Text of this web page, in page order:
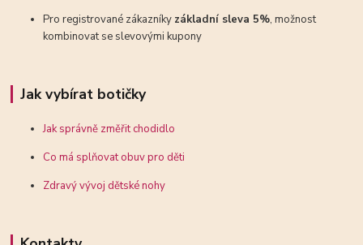
Pro registrované zákazníky základní sleva 5%, možnost
kombinovat se slevovými kupony
Jak vybírat botičky
Jak správně změřit chodidlo
Co má splňovat obuv pro děti
Zdravý vývoj dětské nohy